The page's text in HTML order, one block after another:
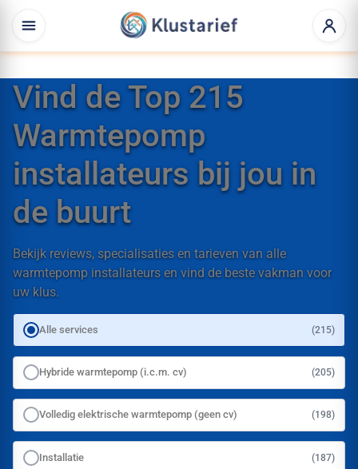
Vind de Top 215
Warmtepomp
installateurs bij jou in
de buurt
Bekijk reviews, specialisaties en tarieven van alle
warmtepomp installateurs en vind de beste vakman voor
uw klus.
Alle services (215)
Hybride warmtepomp (i.c.m. cv) (205)
Volledig elektrische warmtepomp (geen cv) (198)
Installatie (187)